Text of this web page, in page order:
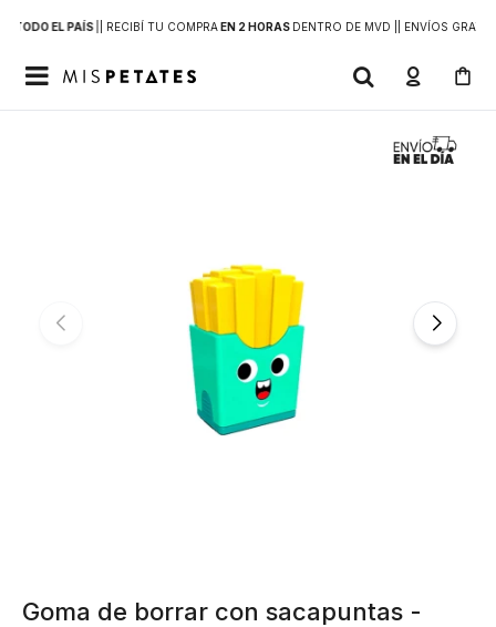
TODO EL PAÍS | RECIBÍ TU COMPRAEN 2 HORAS DENTRO DE MVD | | ENVÍOS GRATIS

Goma de borrar con sacapuntas -